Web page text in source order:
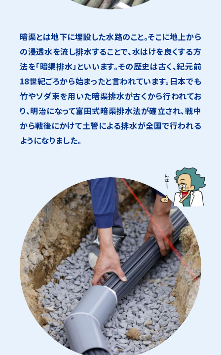
暗渠とは地下に埋設した水路のこと。そこに地上から
の浸透水を流し排水することで、水はけを良くする方
法を「暗渠排水」といいます。その歴史は古く、紀元前
18世紀ごろから始まったと言われています。日本でも
竹やソダ束を用いた暗渠排水が古くから行われてお
り、明治になって富田式暗渠排水法が確立され、戦中
から戦後にかけて土管による排水が全国で行われる
ようになりました。